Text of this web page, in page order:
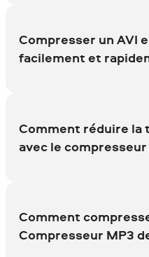
Compresser un AVI
facilement et
Comment réduire la
avec le compresseur
Comment
Compresseur MP3